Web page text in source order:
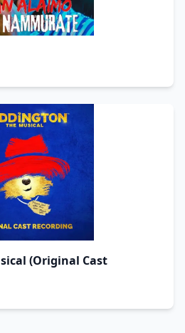
(Original Cast